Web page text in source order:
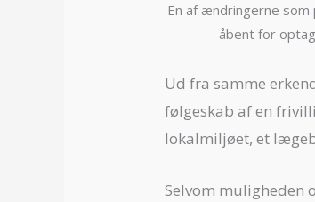
En af ændringerne
åbent for
Ud fra samme
følgeskab af en
lokalmiljøet, et
Selvom muligheden